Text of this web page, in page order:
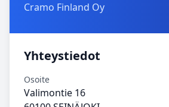
Cramo Finland Oy
Yhteystiedot
Osoite
Valimontie 16